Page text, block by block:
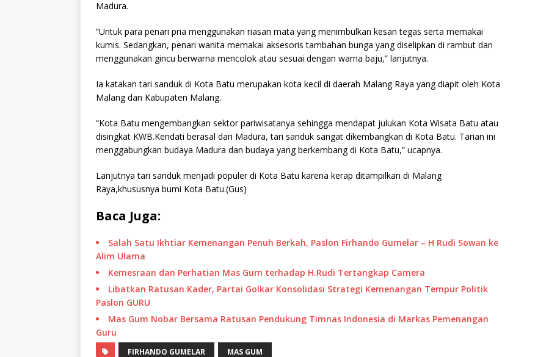
Madura.
“Untuk para penari pria menggunakan riasan mata yang menimbulkan kesan tegas serta memakai
kumis. Sedangkan, penari wanita memakai aksesoris tambahan bunga yang diselipkan di rambut dan
menggunakan gincu berwarna mencolok atau sesuai dengan warna baju,” lanjutnya.
Ia katakan tari sanduk di Kota Batu merupakan kota kecil di daerah Malang Raya yang diapit oleh Kota
Malang dan Kabupaten Malang.
“Kota Batu mengembangkan sektor pariwisatanya sehingga mendapat julukan Kota Wisata Batu atau
disingkat KWB.Kendati berasal dari Madura, tari sanduk sangat dikembangkan di Kota Batu. Tarian ini
menggabungkan budaya Madura dan budaya yang berkembang di Kota Batu,” ucapnya.
Lanjutnya tari sanduk menjadi populer di Kota Batu karena kerap ditampilkan di Malang
Raya,khususnya bumi Kota Batu.(Gus)
Baca Juga:
Salah Satu Ikhtiar Kemenangan Penuh Berkah, Paslon Firhando Gumelar – H Rudi Sowan ke
Alim Ulama
Kemesraan dan Perhatian Mas Gum terhadap H.Rudi Tertangkap Camera
Libatkan Ratusan Kader, Partai Golkar Konsolidasi Strategi Kemenangan Tempur Politik
Paslon GURU
Mas Gum Nobar Bersama Ratusan Pendukung Timnas Indonesia di Markas Pemenangan
Guru
FIRHANDO GUMELAR MAS GUM